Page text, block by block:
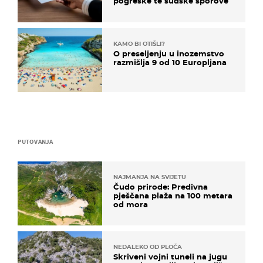
PUTOVANJA
NAJMANJA NA SVIJETU
Čudo prirode: Predivna
pješčana plaža na 100 metara
od mora
NEDALEKO OD PLOČA
Skriveni vojni tuneli na jugu
KAMO BI OTIŠLI?
O preseljenju u inozemstvo
razmišlja 9 od 10 Europljana